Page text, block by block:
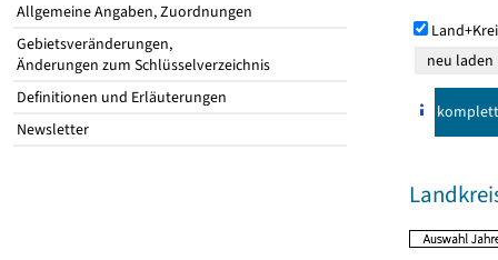
Allgemeine Angaben, Zuordnungen
Gebietsveränderungen,
Änderungen zum Schlüsselverzeichnis
Definitionen und Erläuterungen
Newsletter
komplett